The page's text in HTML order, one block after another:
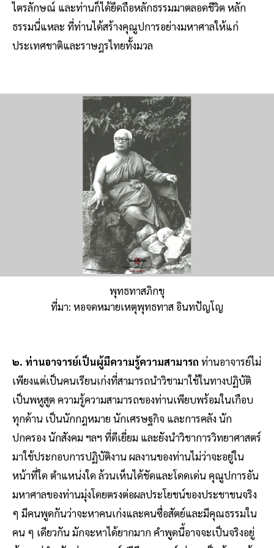
ไตรลักษณ์ และท่านก็ได้ยึดถือหลักธรรมมาตลอดชีวิต หลัก
ธรรมนี่แหละ ที่ท่านได้สร้างคุณูปการอย่างมหาศาลให้แก่
ประเทศชาติและราษฎรไทยทั้งมวล
พุทธทาสภิกขุ
ที่มา: หอจดหมายเหตุพุทธทาส อินทปัญโญ
๒. ท่านอาจารย์เป็นผู้มีความรู้ความสามารถ ท่านอาจารย์ไม่
เพียงแต่เป็นคนเรียนเก่งที่สามารถนําวิชามาใช้ในทางปฏิบัติ
เป็นพหูสูต ความรู้ความสามารถของท่านเพียบพร้อมในเกือบ
ทุกด้าน เป็นนักกฎหมาย นักเศรษฐกิจ และการคลัง นัก
ปกครอง นักสังคม ฯลฯ ที่ดีเยี่ยม และยังนําวิชาการวิทยาศาสตร์
มาใช้ประกอบการปฏิบัติงาน ผลงานของท่านไม่ว่าจะอยู่ใน
หน้าที่ใด ตําแหน่งใด ล้วนเห็นได้ชัดและโดดเด่น คุณูปการอัน
มหาศาลของท่านมุ่งโดยตรงต่อผลประโยชน์ของประชาชนจริง
ๆ มีคนพูดกันว่าจะหาคนเก่งและคนซื่อสัตย์และมีคุณธรรมใน
คน ๆ เดียวกัน มักจะหาได้ยากมาก คําพูดนี้อาจจะเป็นจริงอยู่